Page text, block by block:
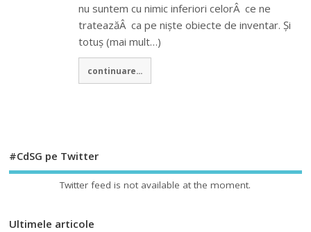
nu suntem cu nimic inferiori celorÂ ce ne
trateazăÂ ca pe niște obiecte de inventar. Și
totuș (mai mult…)
continuare...
#CdSG pe Twitter
Twitter feed is not available at the moment.
Ultimele articole